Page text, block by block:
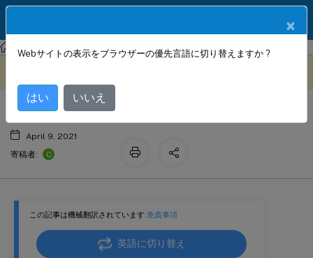
Citrix SD-WAN WANOP Citrix SD-WAN WANOP 11.3
この記事は機械翻訳されています.免責事項
英語に切り替え
ポートパラメータ
April 9, 2021
寄稿者:
C
×
Webサイトの表示をブラウザーの優先言語に切り替えますか ?
はい いいえ